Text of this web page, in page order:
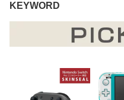
KEYWORD